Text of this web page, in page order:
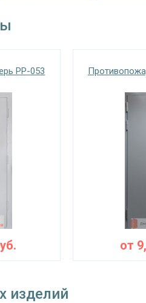
блокираторы
базальтовая плита
левое / правое (на выбор)
PP-053
от
изделий